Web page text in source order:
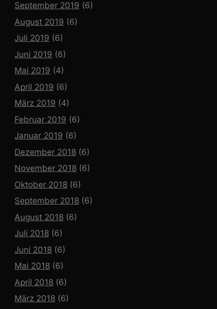
September 2019 (6)
August 2019 (6)
Juli 2019 (6)
Juni 2019 (6)
Mai 2019 (4)
April 2019 (6)
März 2019 (4)
Februar 2019 (6)
Januar 2019 (6)
Dezember 2018 (6)
November 2018 (6)
Oktober 2018 (6)
September 2018 (6)
August 2018 (6)
Juli 2018 (6)
Juni 2018 (6)
Mai 2018 (6)
April 2018 (6)
März 2018 (6)